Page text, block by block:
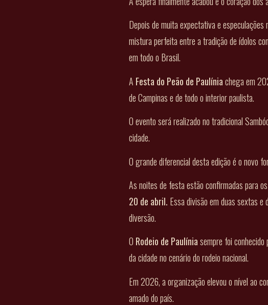
Depois de muita expectativa e
mistura perfeita entre a tradição de ídolos
em todo o Brasil.
A Festa do Peão de Paulíniachega em
de Campinas e de todo o interior paulista.
O evento será realizado no tradicional
cidade.
O grande diferencial desta edição é o novo
As noites de festa estão confirmadas para os
20 de abril. Essa divisão em duas sextas e
diversão.
O Rodeio de Paulíniasempre foi
da cidade no cenário do rodeio nacional.
Em 2026, a organização elevou o nível ao
amado do país.